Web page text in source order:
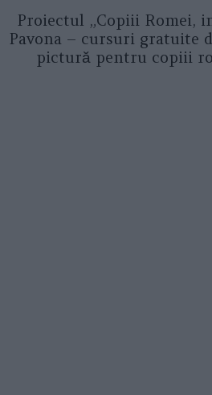
Proiectul „Copiii Romei,
Pavona – cursuri gratuite
pictură pentru copiii